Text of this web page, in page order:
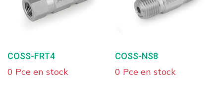
COSS-FRT4
0 Pce en stock
COSS-NS8
0 Pce en stock